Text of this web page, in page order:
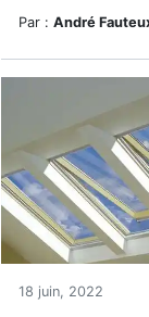
Par : André
18 juin, 2022